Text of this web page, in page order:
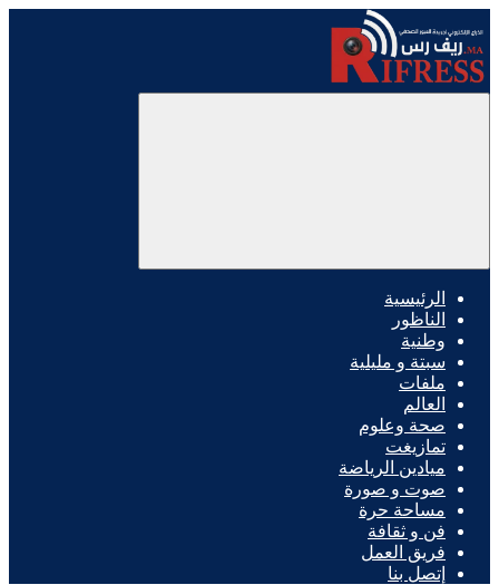
الرئيسية
الناظور
وطنية
سبتة و مليلية
ملفات
العالم
صحة وعلوم
تمازيغت
ميادين الرياضة
صوت و صورة
مساحة حرة
فن و ثقافة
فريق العمل
إتصل بنا